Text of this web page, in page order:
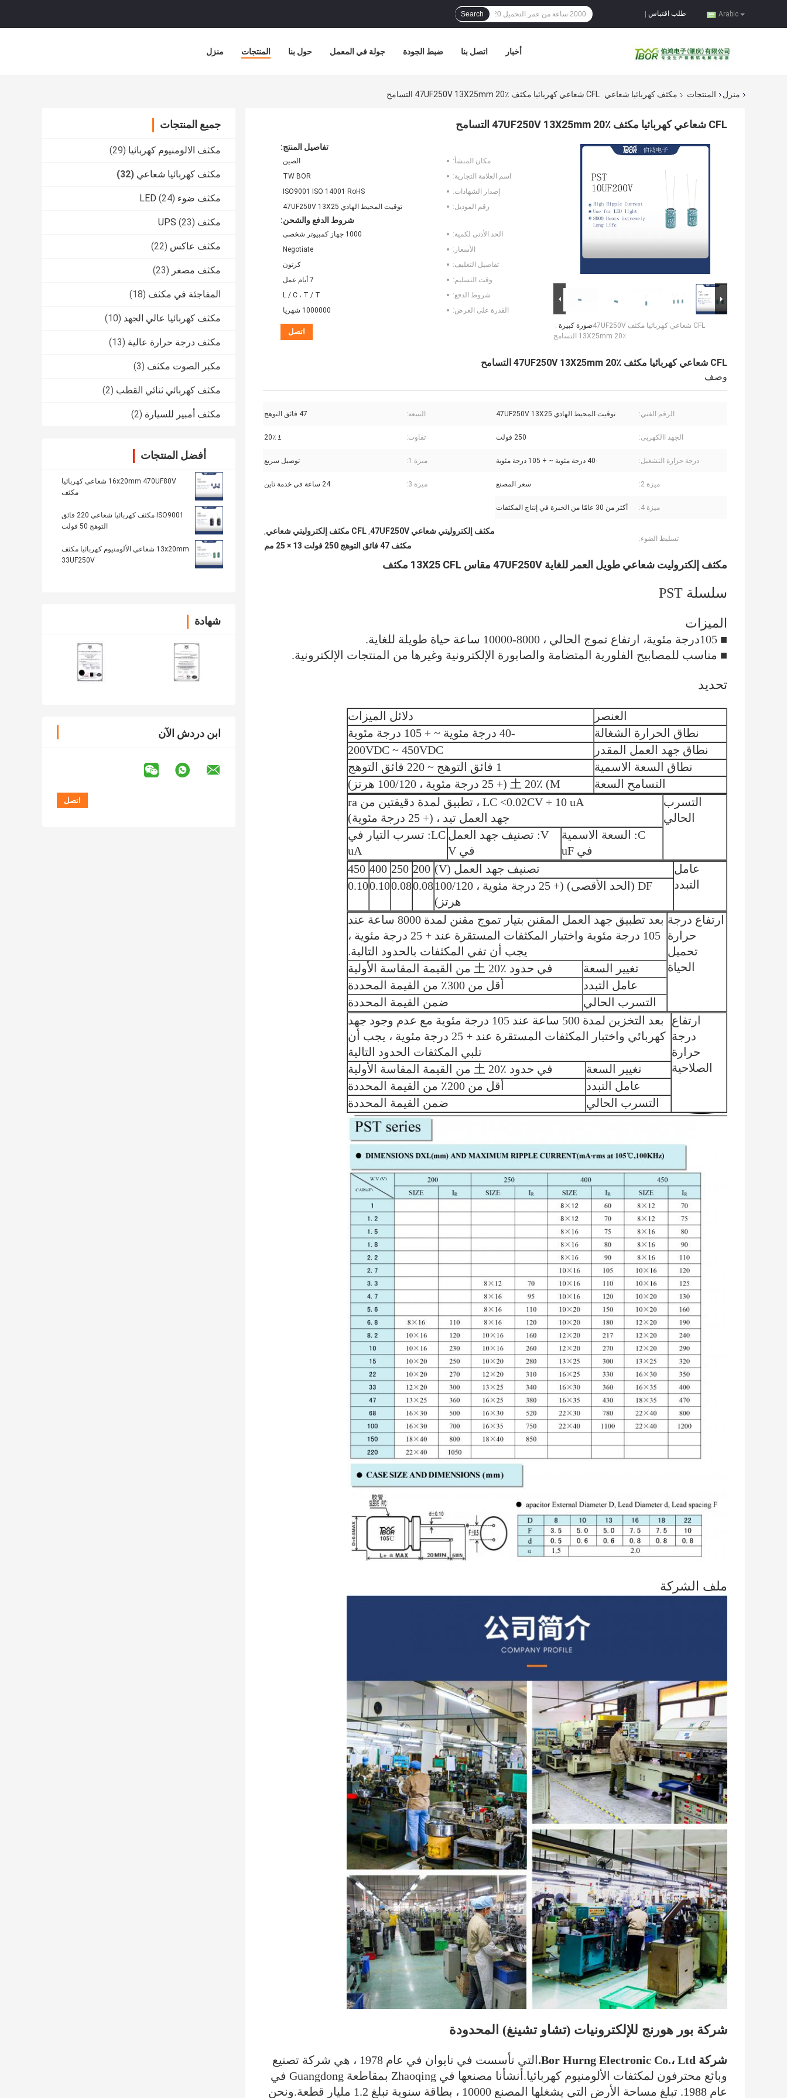
Arabic طلب اقتباس Search
منزل المنتجات حول بنا جولة في المعمل ضبط الجودة اتصل بنا أخبار
منزل المنتجات مكثف كهربائيا شعاعي CFL شعاعي كهربائيا مكثف 47UF250V 13X25mm 20٪ التسامح
جميع المنتجات
مكثف الالومنيوم كهربائيا (29)
مكثف كهربائيا شعاعي (32)
مكثف ضوء LED (24)
مكثف UPS (23)
مكثف عاكس (22)
مكثف مصغر (23)
المفاجئة في مكثف (18)
مكثف كهربائيا عالي الجهد (10)
مكثف درجة حرارة عالية (13)
مكبر الصوت مكثف (3)
مكثف كهربائي ثنائي القطب (2)
مكثف أمبير للسيارة (2)
أفضل المنتجات
16x20mm 470UF80V شعاعي كهربائيا
مكثف
ISO9001 مكثف كهربائيا شعاعي 220 فائق
التوهج 50 فولت
13x20mm شعاعي الألومنيوم كهربائيا مكثف
33UF250V
شهادة
ابن دردش الآن
CFL شعاعي كهربائيا مكثف 47UF250V 13X25mm 20٪ التسامح
صورة كبيرة :CFL شعاعي كهربائيا مكثف 47UF250V
13X25mm 20٪ التسامح
تفاصيل المنتج:
مكان المنشأ:
الصين
اسم العلامة التجارية:
TW BOR
إصدار الشهادات:
ISO9001 ISO 14001 RoHS
رقم الموديل:
توقيت المحيط الهادي 47UF250V 13X25
شروط الدفع والشحن:
الحد الأدنى لكمية:
1000 جهاز كمبيوتر شخصى
الأسعار:
Negotiate
تفاصيل التغليف:
كرتون
وقت التسليم:
7 أيام عمل
شروط الدفع:
L / C ، T / T
القدرة على العرض:
1000000 شهريا
اتصل
CFL شعاعي كهربائيا مكثف 47UF250V 13X25mm 20٪ التسامح
وصف
الرقم الفني: توقيت المحيط الهادي 47UF250V 13X25 السعة: 47 فائق التوهج
الجهد االكهربى: 250 فولت تفاوت: ± 20٪
درجة حرارة التشغيل: -40 درجة مئوية ~ + 105 درجة مئوية ميزة 1: توصيل سريع
ميزة 2: سعر المصنع ميزة 3: 24 ساعة في خدمة تاين
ميزة 4: أكثر من 30 عامًا من الخبرة في إنتاج المكثفات
تسليط الضوء:
مكثف إلكتروليتي شعاعي 47UF250V , CFL مكثف إلكتروليتي شعاعي ,
مكثف 47 فائق التوهج 250 فولت 13 × 25 مم
مكثف إلكتروليت شعاعي طويل العمر للغاية 47UF250V مقاس 13X25 CFL مكثف
سلسلة PST
الميزات
■ 105 درجة مئوية، ارتفاع تموج الحالي ، 8000-10000 ساعة حياة طويلة للغاية.
■ مناسب للمصابيح الفلورية المتضامة والصابورة الإلكترونية وغيرها من المنتجات الإلكترونية.
تحديد
العنصر
دلائل الميزات
نطاق الحرارة الشغالة
-40 درجة مئوية ~ + 105 درجة مئوية
نطاق جهد العمل المقدر
200VDC ~ 450VDC
نطاق السعة الاسمية
1 فائق التوهج ~ 220 فائق التوهج
التسامح السعة
土 20٪ (M (+ 25 درجة مئوية ، 100/120 هرتز)
التسرب
الحالي
LC <0.02CV + 10 uA ، تطبيق لمدة دقيقتين من ra
جهد العمل تيد ، (+ 25 درجة مئوية)
C: السعة الاسمية
في uF
V: تصنيف جهد العمل
في V
LC: تسرب التيار في
uA
عامل
التبدد
تصنيف جهد العمل (V) 200
250
400
450
DF (الحد الأقصى) (+ 25 درجة مئوية ، 100/120
هرتز)
0.08
0.08
0.10
0.10
ارتفاع درجة
حرارة
تحميل
الحياة
بعد تطبيق جهد العمل المقنن بتيار تموج مقنن لمدة 8000 ساعة عند
105 درجة مئوية واختبار المكثفات المستقرة عند + 25 درجة مئوية ،
يجب أن تفي المكثفات بالحدود التالية.
تغيير السعة
في حدود 土 20٪ من القيمة المقاسة الأولية
عامل التبدد
أقل من 300٪ من القيمة المحددة
التسرب الحالي
ضمن القيمة المحددة
ارتفاع
درجة
حرارة
الصلاحية
بعد التخزين لمدة 500 ساعة عند 105 درجة مئوية مع عدم وجود جهد
كهربائي واختبار المكثفات المستقرة عند + 25 درجة مئوية ، يجب أن
تلبي المكثفات الحدود التالية
تغيير السعة
في حدود 土 20٪ من القيمة المقاسة الأولية
عامل التبدد
أقل من 200٪ من القيمة المحددة
التسرب الحالي
ضمن القيمة المحددة
ملف الشركة
شركة بور هورنج للإلكترونيات (تشاو تشينغ) المحدودة
شركة Bor Hurng Electronic Co.، Ltd.
التي تأسست في تايوان في عام 1978 ، هي شركة تصنيع
وبائع محترفون لمكثفات الألومنيوم كهربائيا.أنشأنا مصنعها في Zhaoqing بمقاطعة Guangdong في
عام 1988. تبلغ مساحة الأرض التي يشغلها المصنع 10000 ، بطاقة سنوية تبلغ 1.2 مليار قطعة.ونحن